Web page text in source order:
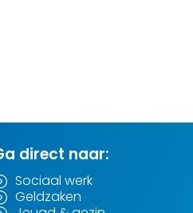
direct naar:
Sociaal werk
Geldzaken